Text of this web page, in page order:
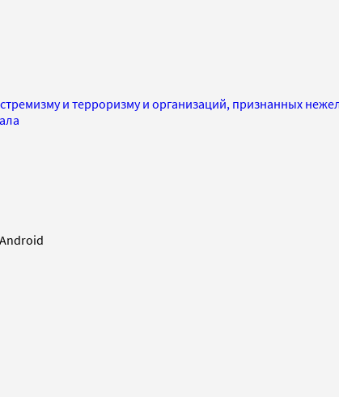
и терроризму и организаций, признанных